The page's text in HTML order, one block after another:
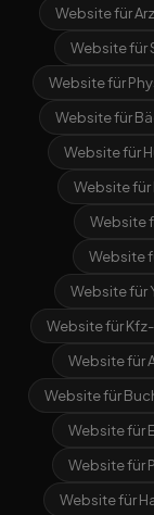
Website für
Website für
Website für
Website für
Website für
Website für
Website
Website
Website für
Website für
Website für
Website für
Website für
Website für
Website für